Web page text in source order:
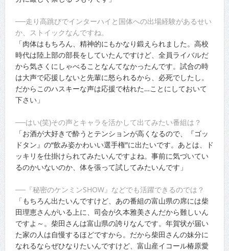
──走り高跳びでインターハイと国体への出場経験があるせい
か、ストイックなんですね。
「肉体はもちろん、精神的にもかなり鍛えられました。高校
時代は陸上部の部長をしていたんですけど、全員ライバルだ
から気さくにしゃべることなんてなかったんです。試合の時
は大声で応援しないと先輩に怒られるから、必死でしたし。
だからこのハスキーな声は応援で枯れた…ことにしておいて
下さい」
──はい(笑)その声とキャラを活かして出てみたい番組は？
「お酒が大好きで酔うとテンションが高くなるので、『ゴッ
ドタン』の“飲み姿かわいい選手権”に出たいです。あとは、ド
ッキリを仕掛けられてみたいんですよね。事前に気づいてい
るのかいないのか、体を張って試してみたいんです」
──『秘密のケンミンSHOW』などでも活躍できるのでは？
「もちろん出たいんですけど、あの番組の富山県の席には柴
田理恵さんがいる上に、司会が久本雅美さんだから難しいん
ですよ～。柴田さんは富山県の誇りなんです。年賀状が届い
た家の人は自慢するほどですから。だから柴田さんの妹分に
なれるならぜひなりたいんですけど、富山産イコール椿原愛